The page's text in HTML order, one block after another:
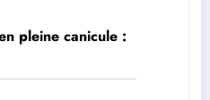
pleine canicule :